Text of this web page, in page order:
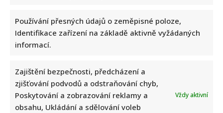
Používání přesných údajů o zeměpisné poloze,
Identifikace zařízení na základě aktivně vyžádaných
informací.
Zajištění bezpečnosti, předcházení a
zjišťování podvodů a odstraňování chyb,
Poskytování a zobrazování reklamy a
obsahu, Ukládání a sdělování voleb
Vždy aktivní